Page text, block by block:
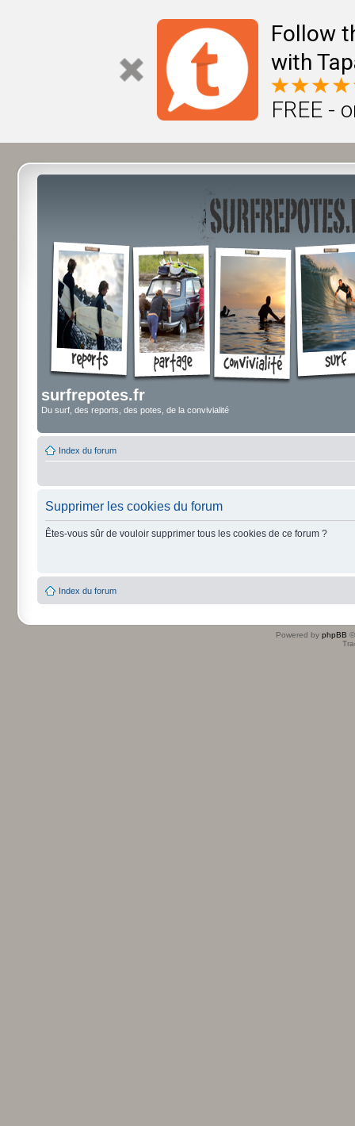
Follow
with
FREE -
surfrepotes.fr
Du surf, des reports, des potes, de la convivialité
Index du forum
Supprimer les cookies du forum
Êtes-vous sûr de vouloir supprimer tous les cookies de ce forum ?
Index du forum
Powered by phpBB